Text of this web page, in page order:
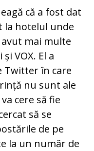
că a fost dat
la hotelul unde
mai multe
VOX. El a
Twitter în care
nu sunt ale
cere să fie
să se
de pe
la un număr de